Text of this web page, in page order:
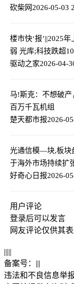
砍柴网2026-05-03
楼市快‘报’||2025
弱 光库;科技跌超
驱动之家2026-04-
马!斯克：不想破产
百万千瓦机组
楚天都市报2026-
光通信模—块,板块
于海外市场持续扩
好奇心日报2026-
用户评论
登录后可以发言
网友评论仅供其
|||||
备案号： |||
违法和不良信息举